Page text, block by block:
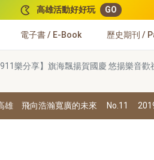
高雄活動好好玩 GO
電子書 / E-Book 歷史期刊 /
樂分享】旗海飄揚賀國慶 悠揚樂音歡
雄 飛向浩瀚寬廣的未來 No.11